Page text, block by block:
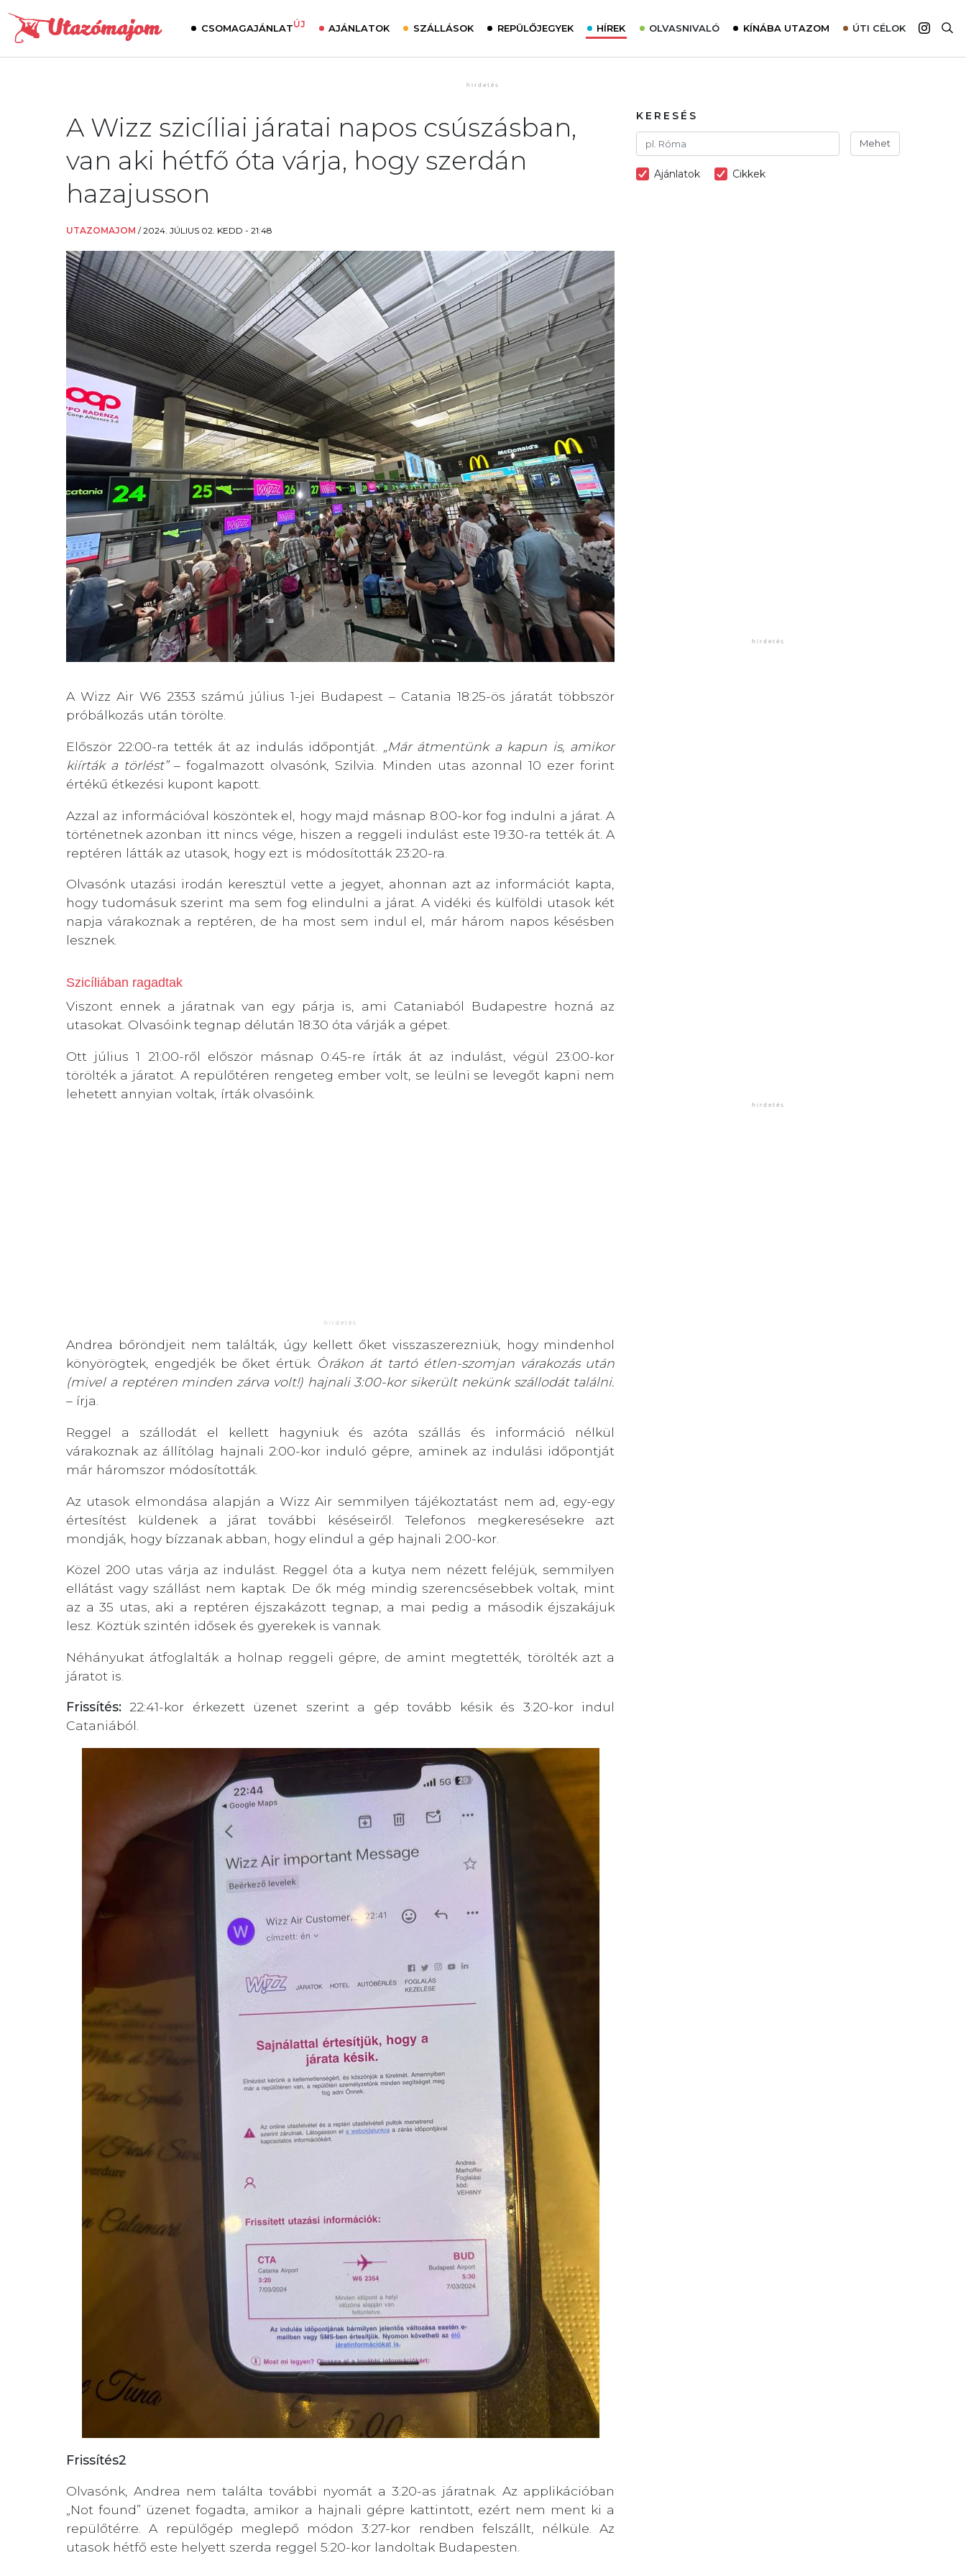
CSOMAGAJÁNLATÚJ AJÁNLATOK SZÁLLÁSOK REPÜLŐJEGYEK HÍREK OLVASNIVALÓ
Interjú
Élménybeszámolók
KÍNÁBA UTAZOM ÚTI CÉLOK
Ausztrália
A Wizz szicíliai járatai napos csúszásban,
van aki hétfő óta várja, hogy szerdán
hazajusson
UTAZOMAJOM /2024. JÚLIUS 02. KEDD - 21:48
A Wizz Air W6 2353 számú július 1-jei Budapest – Catania 18:25-ös járatát többször
próbálkozás után törölte.
Először 22:00-ra tették át az indulás időpontját. „Már átmentünk a kapun is, amikor
kiírták a törlést”– fogalmazott olvasónk, Szilvia. Minden utas azonnal 10 ezer forint
értékű étkezési kupont kapott.
Azzal az információval köszöntek el, hogy majd másnap 8:00-kor fog indulni a járat. A
történetnek azonban itt nincs vége, hiszen a reggeli indulást este 19:30-ra tették át. A
reptéren látták az utasok, hogy ezt is módosították 23:20-ra.
Olvasónk utazási irodán keresztül vette a jegyet, ahonnan azt az információt kapta,
hogy tudomásuk szerint ma sem fog elindulni a járat. A vidéki és külföldi utasok két
napja várakoznak a reptéren, de ha most sem indul el, már három napos késésben
lesznek.
Szicíliában ragadtak
Viszont ennek a járatnak van egy párja is, ami Cataniaból Budapestre hozná az
utasokat. Olvasóink tegnap délután 18:30 óta várják a gépet.
Ott július 1 21:00-ről először másnap 0:45-re írták át az indulást, végül 23:00-kor
törölték a járatot. A repülőtéren rengeteg ember volt, se leülni se levegőt kapni nem
lehetett annyian voltak, írták olvasóink.
Andrea bőröndjeit nem találták, úgy kellett őket visszaszerezniük, hogy mindenhol
könyörögtek, engedjék be őket értük. Órákon át tartó étlen-szomjan várakozás után
(mivel a reptéren minden zárva volt!) hajnali 3:00-kor sikerült nekünk szállodát találni.
– írja.
Reggel a szállodát el kellett hagyniuk és azóta szállás és információ nélkül
várakoznak az állítólag hajnali 2:00-kor induló gépre, aminek az indulási időpontját
már háromszor módosították.
Az utasok elmondása alapján a Wizz Air semmilyen tájékoztatást nem ad, egy-egy
értesítést küldenek a járat további késéseiről. Telefonos megkeresésekre azt
mondják, hogy bízzanak abban, hogy elindul a gép hajnali 2:00-kor.
Közel 200 utas várja az indulást. Reggel óta a kutya nem nézett feléjük, semmilyen
ellátást vagy szállást nem kaptak. De ők még mindig szerencsésebbek voltak, mint
az a 35 utas, aki a reptéren éjszakázott tegnap, a mai pedig a második éjszakájuk
lesz. Köztük szintén idősek és gyerekek is vannak.
Néhányukat átfoglalták a holnap reggeli gépre, de amint megtették, törölték azt a
járatot is.
Frissítés: 22:41-kor érkezett üzenet szerint a gép tovább késik és 3:20-kor indul
Cataniából.
Frissítés2
Olvasónk, Andrea nem találta további nyomát a 3:20-as járatnak. Az applikációban
„Not found” üzenet fogadta, amikor a hajnali gépre kattintott, ezért nem ment ki a
repülőtérre. A repülőgép meglepő módon 3:27-kor rendben felszállt, nélküle. Az
utasok hétfő este helyett szerda reggel 5:20-kor landoltak Budapesten.
KERESÉS
Mehet
Ajánlatok Cikkek